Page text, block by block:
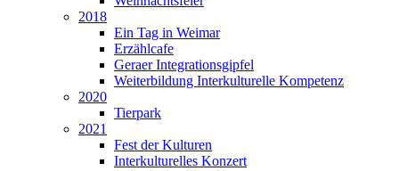
2018
Ein Tag in Weimar
Erzählcafe
Geraer Integrationsgipfel
Weiterbildung Interkulturelle Kompetenz
2020
Tierpark
2021
Fest der Kulturen
Interkulturelles Konzert